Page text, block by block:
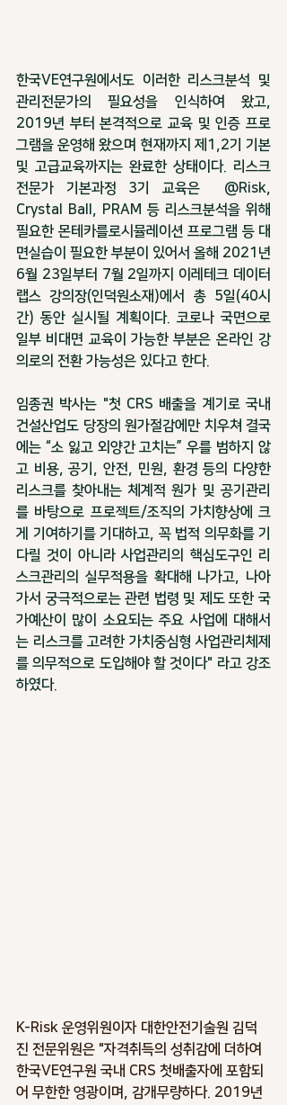
한국VE연구원에서도 이러한 리스크분석 및
관리전문가의 필요성을 인식하여 왔고,
2019년 부터 본격적으로 교육 및 인증 프로
그램을 운영해 왔으며 현재까지 제1,2기 기본
및 고급교육까지는 완료한 상태이다. 리스크
전문가 기본과정 3기 교육은  @Risk,
Crystal Ball, PRAM 등 리스크분석을 위해
필요한 몬테카를로시뮬레이션 프로그램 등 대
면실습이 필요한 부분이 있어서 올해 2021년
6월 23일부터 7월 2일까지 이레테크 데이터
랩스 강의장(인덕원소재)에서 총 5일(40시
간) 동안 실시될 계획이다. 코로나 국면으로
일부 비대면 교육이 가능한 부분은 온라인 강
의로의 전환 가능성은 있다고 한다.
임종권 박사는 "첫 CRS 배출을 계기로 국내
건설산업도 당장의 원가절감에만 치우쳐 결국
에는 “소 잃고 외양간 고치는” 우를 범하지 않
고 비용, 공기, 안전, 민원, 환경 등의 다양한
리스크를 찾아내는 체계적 원가 및 공기관리
를 바탕으로 프로젝트/조직의 가치향상에 크
게 기여하기를 기대하고, 꼭 법적 의무화를 기
다릴 것이 아니라 사업관리의 핵심도구인 리
스크관리의 실무적용을 확대해 나가고, 나아
가서 궁극적으로는 관련 법령 및 제도 또한 국
가예산이 많이 소요되는 주요 사업에 대해서
는 리스크를 고려한 가치중심형 사업관리체제
를 의무적으로 도입해야 할 것이다" 라고 강조
하였다.
K-Risk 운영위원이자 대한안전기술원 김덕
진 전문위원은 "자격취득의 성취감에 더하여
한국VE연구원 국내 CRS 첫배출자에 포함되
어 무한한 영광이며, 감개무량하다. 2019년